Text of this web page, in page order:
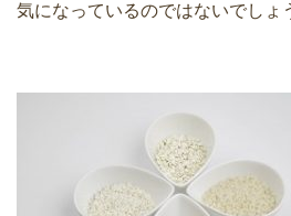
気になっているのではないでしょ